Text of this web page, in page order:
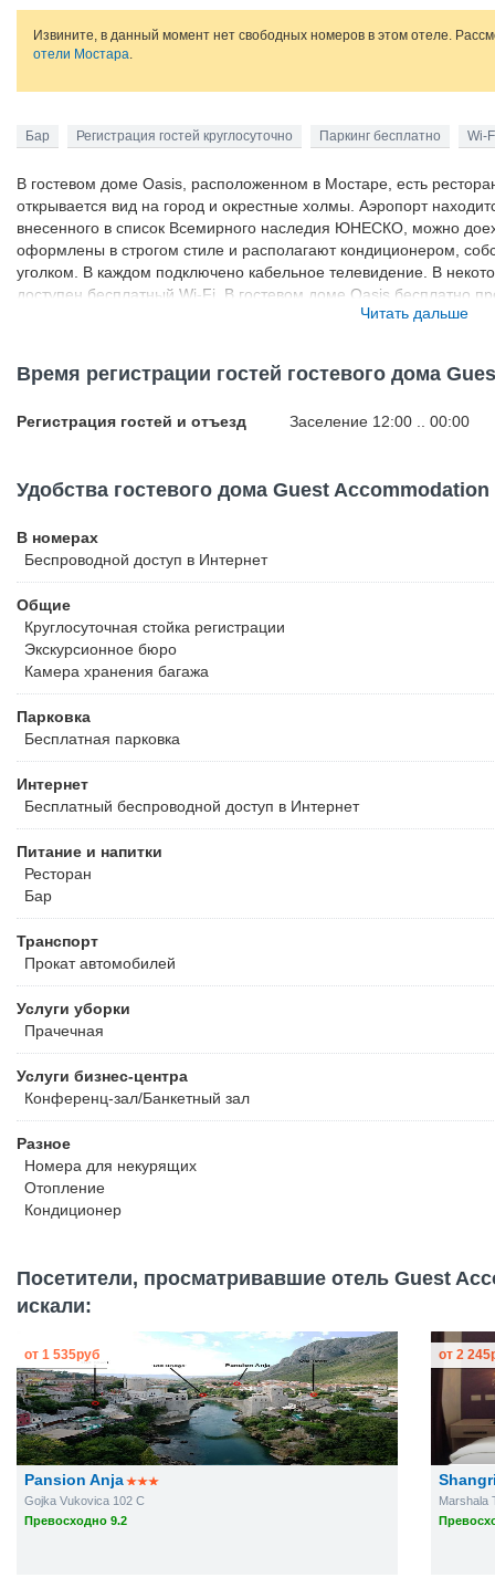
Извините, в данный момент нет свободных номеров в этом отеле.
отели Мостара.
Бар Регистрация гостей круглосуточно Паркинг бесплатно Wi-
В гостевом доме Oasis, расположенном в Мостаре, есть
открывается вид на город и окрестные холмы. Аэропорт
внесенного в список Всемирного наследия ЮНЕСКО, можно
оформлены в строгом стиле и располагают кондиционером,
уголком. В каждом подключено кабельное телевидение. В
доступен бесплатный Wi-Fi. В гостевом доме Oasis бесплатно
запросу организуется прокат автомобиля. Прямо перед домом
Читать дальше
Время регистрации гостей гостевого дома
Регистрация гостей и отъезд Заселение 12:00 .. 00:00
Удобства гостевого дома Guest Accommodation
В номерах
Беспроводной доступ в Интернет
Общие
Круглосуточная стойка регистрации
Экскурсионное бюро
Камера хранения багажа
Парковка
Бесплатная парковка
Интернет
Бесплатный беспроводной доступ в Интернет
Питание и напитки
Ресторан
Бар
Транспорт
Прокат автомобилей
Услуги уборки
Прачечная
Услуги бизнес-центра
Конференц-зал/Банкетный зал
Разное
Номера для некурящих
Отопление
Кондиционер
Посетители, просматривавшие отель Guest
искали:
Pansion Anja
Gojka Vukovica 102 C
Превосходно 9.2
от 1 535руб
Marshala
от 2 245